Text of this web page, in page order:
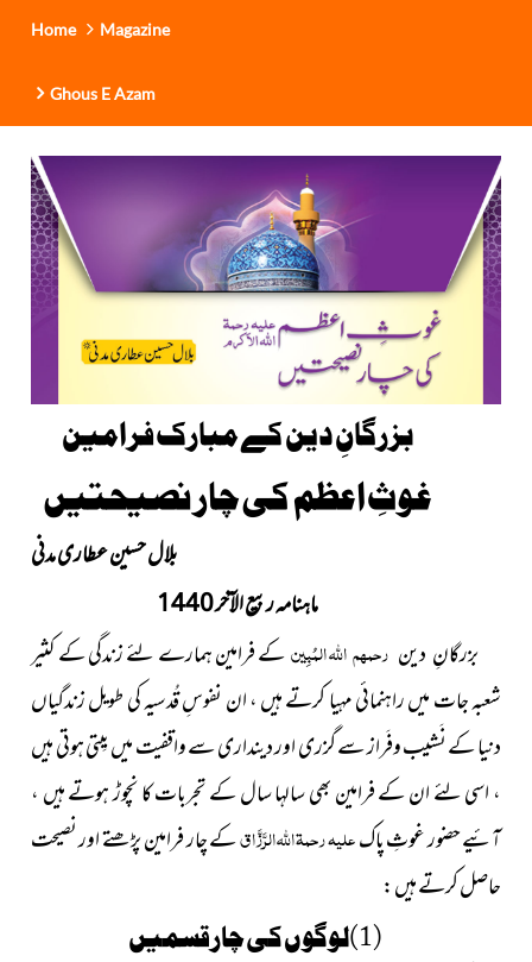
Home Magazine
Ghous E Azam
بزرگانِ دین کے مبارک فرامین
غوثِ اعظم کی چار نصیحتیں
بلال حسین عطاری مدنی
ماہنامہ ربیع الآخر 1440
بزرگانِ دین رحمہم اللہ المُبِینکے فرامین ہمارے لئے زندگی کے کثیر
شعبہ جات میں راہنمائی مہیا کرتے ہیں ، ان نفوسِ قُدسیہ کی طویل زندگیاں
دنیا کے نَشیب وفَراز سے گزری اور دینداری سے واقفیت میں بِیتی ہوتی ہیں
، اسی لئے ان کے فرامین بھی سالہا سال کے تجربات کا نچوڑ ہوتے ہیں ،
آئیے حضور غوثِ پاکعلیہ رحمۃ اللہ الرَّزَّاقکے چار فرامین پڑھتے اور نصیحت
حاصل کرتے ہیں :
(1)لوگوں کی چارقسمیں